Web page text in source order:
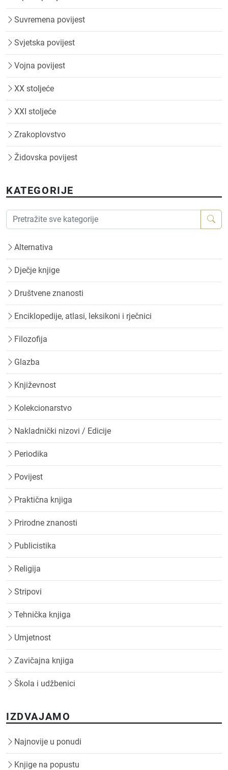
Suvremena povijest
Svjetska povijest
Vojna povijest
XX stoljeće
XXI stoljeće
Zrakoplovstvo
Židovska povijest
KATEGORIJE
Alternativa
Dječje knjige
Društvene znanosti
Enciklopedije, atlasi, leksikoni i rječnici
Filozofija
Glazba
Književnost
Kolekcionarstvo
Nakladnički nizovi / Edicije
Periodika
Povijest
Praktična knjiga
Prirodne znanosti
Publicistika
Religija
Stripovi
Tehnička knjiga
Umjetnost
Zavičajna knjiga
Škola i udžbenici
IZDVAJAMO
Najnovije u ponudi
Knjige na popustu